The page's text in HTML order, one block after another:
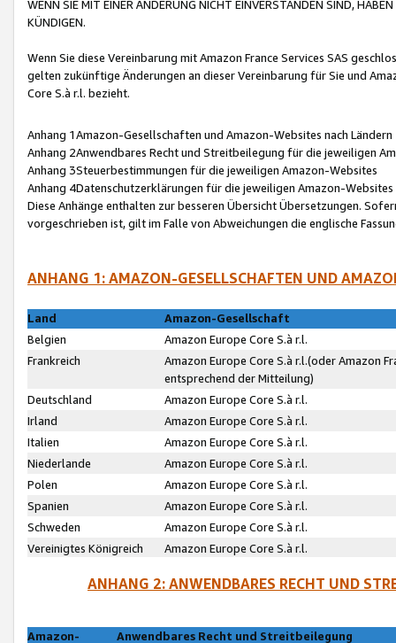
WENN SIE MIT EINER ÄNDERUNG NICHT EINVERSTANDEN SIND,
KÜNDIGEN.
Wenn Sie diese Vereinbarung mit Amazon France Services SAS
gelten zukünftige Änderungen an dieser Vereinbarung für Sie und
Core S.à r.l. bezieht.
Anhang 1Amazon-Gesellschaften und Amazon-Websites nach Ländern
Anhang 2Anwendbares Recht und Streitbeilegung für die jeweiligen
Anhang 3Steuerbestimmungen für die jeweiligen Amazon-Websites
Anhang 4Datenschutzerklärungen für die jeweiligen Amazon-Websites
Diese Anhänge enthalten zur besseren Übersicht Übersetzungen.
vorgeschrieben ist, gilt im Falle von Abweichungen die englische
ANHANG 1: AMAZON-GESELLSCHAFTEN UND
Land
Amazon-Gesellschaft
Belgien
Amazon Europe Core S.à r.l.
Frankreich
Amazon Europe Core S.à r.l.(oder Amazon
entsprechend der Mitteilung)
Deutschland
Amazon Europe Core S.à r.l.
Irland
Amazon Europe Core S.à r.l.
Italien
Amazon Europe Core S.à r.l.
Niederlande
Amazon Europe Core S.à r.l.
Polen
Amazon Europe Core S.à r.l.
Spanien
Amazon Europe Core S.à r.l.
Schweden
Amazon Europe Core S.à r.l.
Vereinigtes Königreich
Amazon Europe Core S.à r.l.
ANHANG 2: ANWENDBARES RECHT UND
Amazon-
Anwendbares Recht und Streitbeilegung